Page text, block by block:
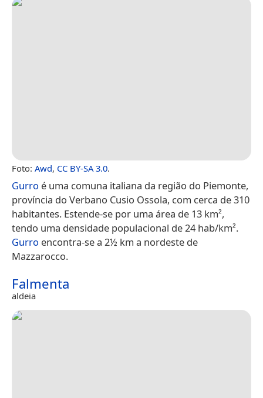
Foto: Awd, CC BY-SA 3.0.
Gurro é uma comuna italiana da região do Piemonte,
província do Verbano Cusio Ossola, com cerca de 310
habitantes. Estende-se por uma área de 13 km²,
tendo uma densidade populacional de 24 hab/km².
Gurro encontra-se a 2½ km a nordeste de
Mazzarocco.
Falmenta
aldeia